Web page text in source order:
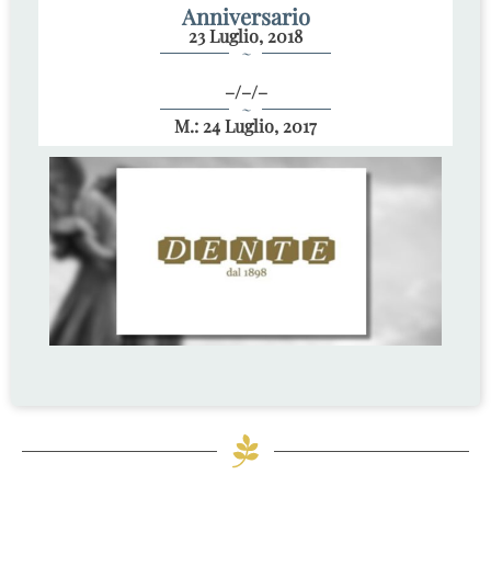
Anniversario
23 Luglio, 2018
~
–/–/–
~
M.: 24 Luglio, 2017